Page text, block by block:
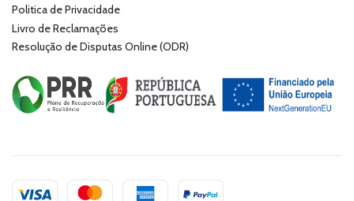
Politica de Privacidade
Livro de Reclamações
Resolução de Disputas Online (ODR)